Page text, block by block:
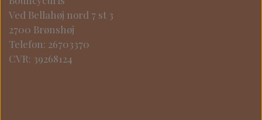
Ved Bellahøj nord 7 st 3
2700 Brønshøj
Telefon: 26703370
CVR: 39268124